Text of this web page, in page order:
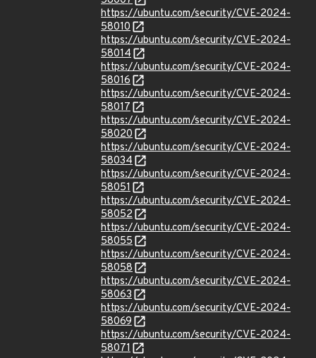
https://ubuntu.com/security/CVE-2024-
58010
https://ubuntu.com/security/CVE-2024-
58014
https://ubuntu.com/security/CVE-2024-
58016
https://ubuntu.com/security/CVE-2024-
58017
https://ubuntu.com/security/CVE-2024-
58020
https://ubuntu.com/security/CVE-2024-
58034
https://ubuntu.com/security/CVE-2024-
58051
https://ubuntu.com/security/CVE-2024-
58052
https://ubuntu.com/security/CVE-2024-
58055
https://ubuntu.com/security/CVE-2024-
58058
https://ubuntu.com/security/CVE-2024-
58063
https://ubuntu.com/security/CVE-2024-
58069
https://ubuntu.com/security/CVE-2024-
58071